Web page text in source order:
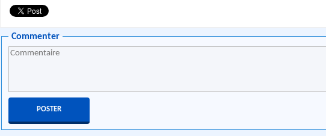
Commenter